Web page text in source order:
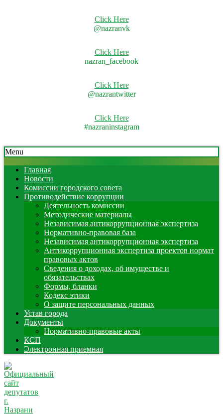
Click Here
@nazranvk
Click Here
nazran_facebook
Click Here
@nazrantwitter
Click Here
#nazraninstagram
Skip
to
content
Secondary
Navigation
Menu
Menu
Главная
Новости
Комиссии городского совета
Противодействие коррупции
Деятельность комиссии
Методические материалы
Независимая антикоррупционная экспертиза
Нормативно-правовая база
Независимая антикоррупционная экспертиза
Антикоррупционная экспертиза проектов нормат
правовых актов
Сведения о доходах, об имуществе и
обязательствах
Формы, бланки
Кодекс этики
О защите персональных данных
Устав города
Документы
Нормативно-правовые акты
КСП
Электронная приемная